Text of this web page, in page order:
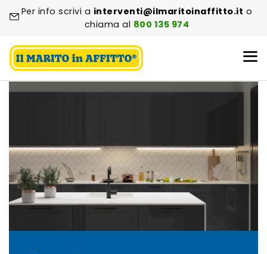
Per info scrivi a interventi@ilmaritoinaffitto.it o
chiama al 800 135 974